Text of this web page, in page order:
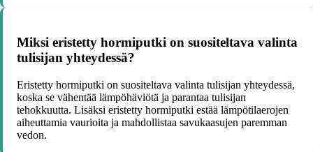
Miksi eristetty hormiputki on suositeltava valinta
tulisijan yhteydessä?
Eristetty hormiputki on suositeltava valinta tulisijan yhteydessä,
koska se vähentää lämpöhäviötä ja parantaa tulisijan
tehokkuutta. Lisäksi eristetty hormiputki estää lämpötilaerojen
aiheuttamia vaurioita ja mahdollistaa savukaasujen paremman
vedon.